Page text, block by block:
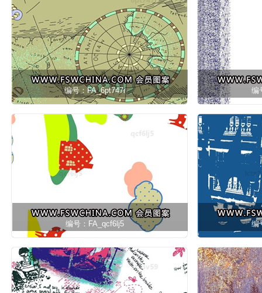
编号：FA_6pt747i 编
编号：FA_qcf6lj5 编